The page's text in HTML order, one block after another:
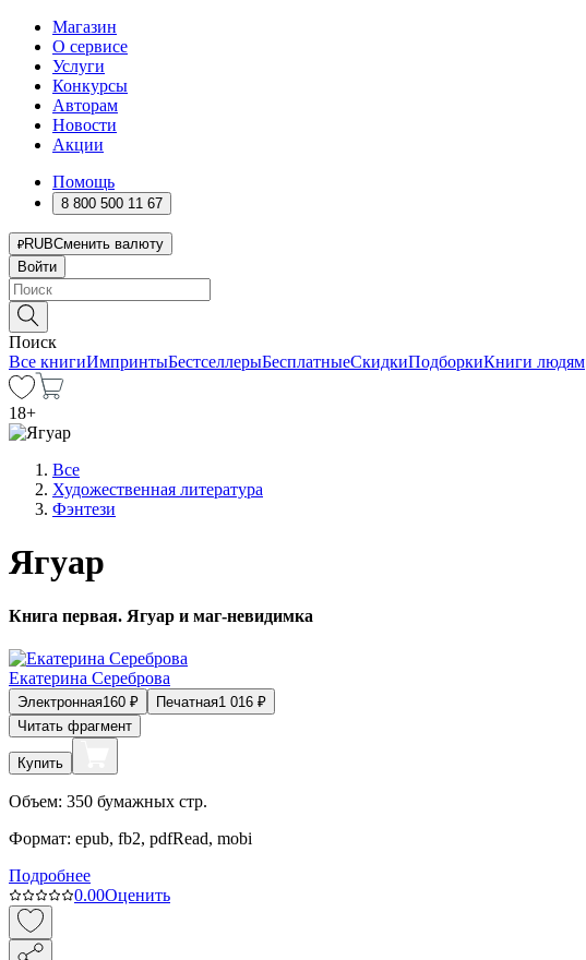
Магазин
О сервисе
Услуги
Конкурсы
Авторам
Новости
Акции
Помощь
8 800 500 11 67
RUBСменить валюту
Войти
Поиск
Все книгиИмпринтыБестселлерыБесплатныеСкидкиПодборкиКниги людям
18+
Все
Художественная литература
Фэнтези
Ягуар
Книга первая. Ягуар и маг-невидимка
Екатерина Сереброва
Электронная160 ₽ Печатная1 016 ₽
Читать фрагмент
Купить
Объем: 350 бумажных стр.
Формат: epub, fb2, pdfRead, mobi
Подробнее
0.00Оценить